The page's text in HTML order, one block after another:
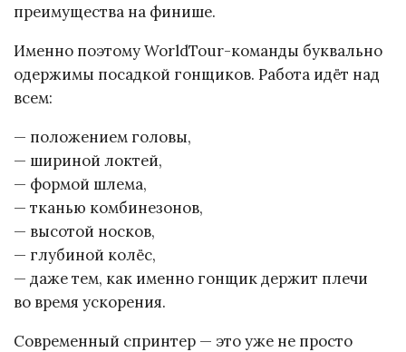
преимущества на финише.
Именно поэтому WorldTour-команды буквально
одержимы посадкой гонщиков. Работа идёт над
всем:
— положением головы,
— шириной локтей,
— формой шлема,
— тканью комбинезонов,
— высотой носков,
— глубиной колёс,
— даже тем, как именно гонщик держит плечи
во время ускорения.
Современный спринтер — это уже не просто